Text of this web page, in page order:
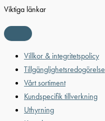
Viktiga länkar
Villkor & integritetspolicy
Tillgänglighetsredogörelse
Vårt sortiment
Kundspecifik tillverkning
Uthyrning